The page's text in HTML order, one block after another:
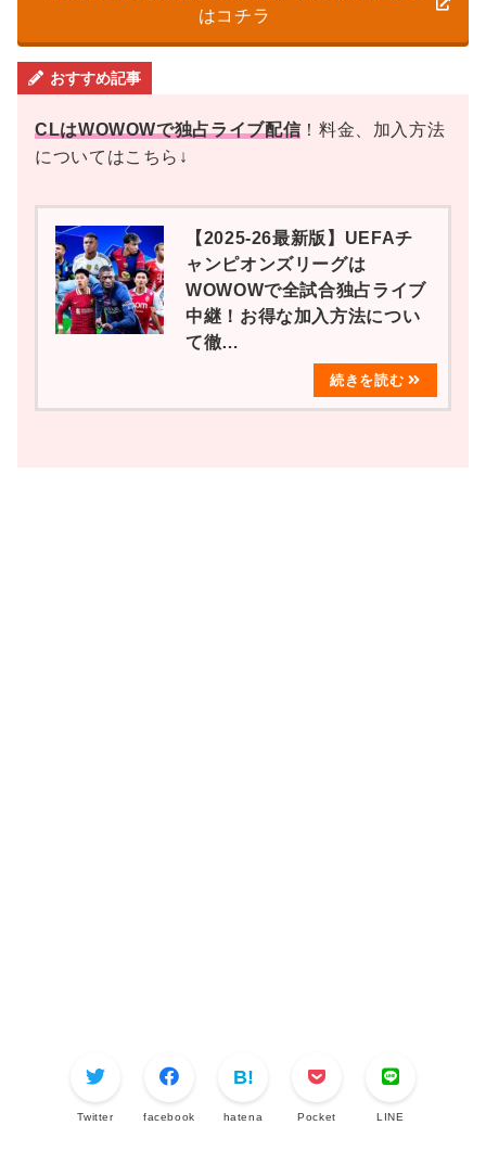
はコチラ
おすすめ記事
CLはWOWOWで独占ライブ配信！料金、加入方法
についてはこちら↓
【2025-26最新版】UEFAチ
ャンピオンズリーグは
WOWOWで全試合独占ライブ
中継！お得な加入方法につい
て徹…
Twitter facebook hatena Pocket LINE